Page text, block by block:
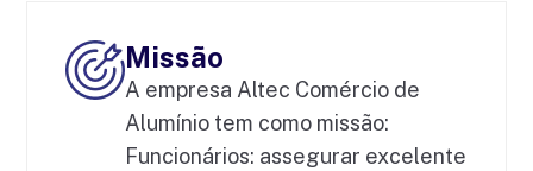
Missão
A empresa Altec Comércio de
Alumínio tem como missão:
Funcionários: assegurar excelente